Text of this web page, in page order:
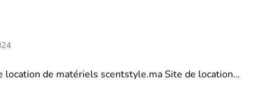
de matériels scentstyle.ma Site de location…